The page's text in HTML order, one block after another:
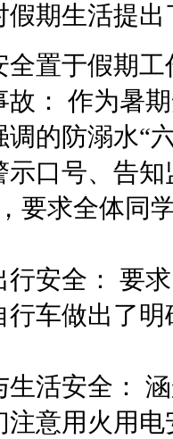
假期生活提
全置于假期
故：‌ 作为暑
调的防溺水“
示口号、告
要求全体同
行安全：‌ 要
行车做出了
生活安全：‌
注意用火用